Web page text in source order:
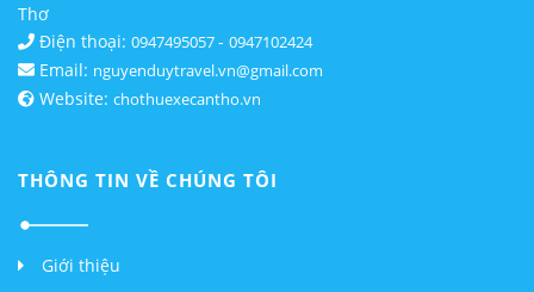
Thơ
Điện thoại: 0947495057- 0947102424
Email: nguyenduytravel.vn@gmail.com
Website: chothuexecantho.vn
THÔNG TIN VỀ CHÚNG TÔI
Giới thiệu